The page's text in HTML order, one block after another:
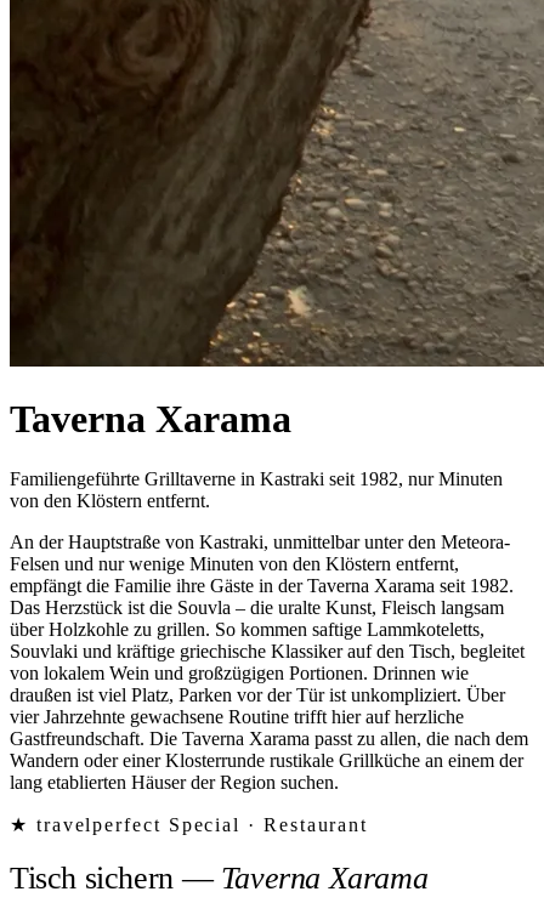
Taverna Xarama
Familiengeführte Grilltaverne in Kastraki seit 1982, nur Minuten
von den Klöstern entfernt.
An der Hauptstraße von Kastraki, unmittelbar unter den Meteora-
Felsen und nur wenige Minuten von den Klöstern entfernt,
empfängt die Familie ihre Gäste in der Taverna Xarama seit 1982.
Das Herzstück ist die Souvla – die uralte Kunst, Fleisch langsam
über Holzkohle zu grillen. So kommen saftige Lammkoteletts,
Souvlaki und kräftige griechische Klassiker auf den Tisch, begleitet
von lokalem Wein und großzügigen Portionen. Drinnen wie
draußen ist viel Platz, Parken vor der Tür ist unkompliziert. Über
vier Jahrzehnte gewachsene Routine trifft hier auf herzliche
Gastfreundschaft. Die Taverna Xarama passt zu allen, die nach dem
Wandern oder einer Klosterrunde rustikale Grillküche an einem der
lang etablierten Häuser der Region suchen.
★ travelperfect Special · Restaurant
Tisch sichern— Taverna Xarama